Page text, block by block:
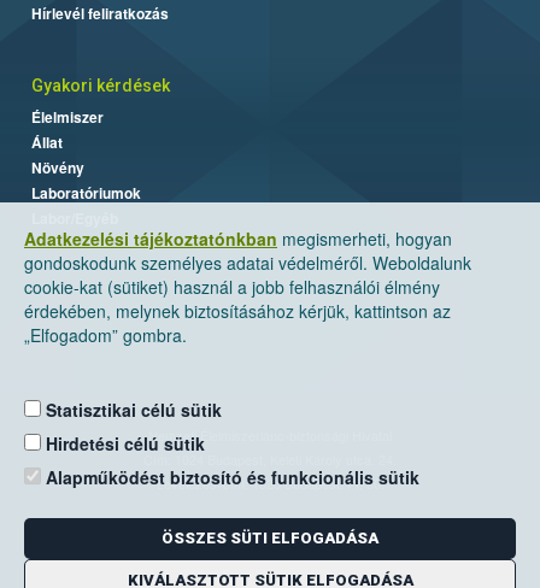
Adatkezelési tájékoztatónkban megismerheti, hogyan
gondoskodunk személyes adatai védelméről. Weboldalunk
cookie-kat (sütiket) használ a jobb felhasználói élmény
érdekében, melynek biztosításához kérjük, kattintson az
„Elfogadom” gombra.
Statisztikai célú sütik
Hirdetési célú sütik
Alapműködést biztosító és funkcionális sütik
ÖSSZES SÜTI ELFOGADÁSA
KIVÁLASZTOTT SÜTIK ELFOGADÁSA
Hírlevél feliratkozás
Gyakori kérdések
Élelmiszer
Állat
Növény
Laboratóriumok
Nemzeti Élelmiszerlánc-biztonsági Hivatal
Levelezési cím: 1525 Budapest. Pf. 30.
E-mail:ugyfelszolgalat@nebih.gov.hu
Zöld szám: 06-80/263-244